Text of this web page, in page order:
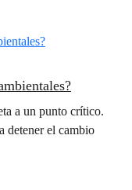
humanas.
a un punto crítico.
detener el cambio